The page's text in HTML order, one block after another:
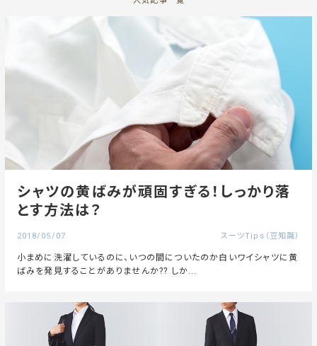
シャツの黄ばみが頑固すぎる！しっかり落
とす方法は？
2018/05/07 スーツTips（豆知識）
小まめに洗濯しているのに、いつの間についたのか白いワイシャツに黄
ばみを発見することがありませんか?? しか...